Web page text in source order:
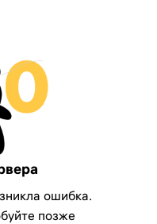
ошибка.
позже